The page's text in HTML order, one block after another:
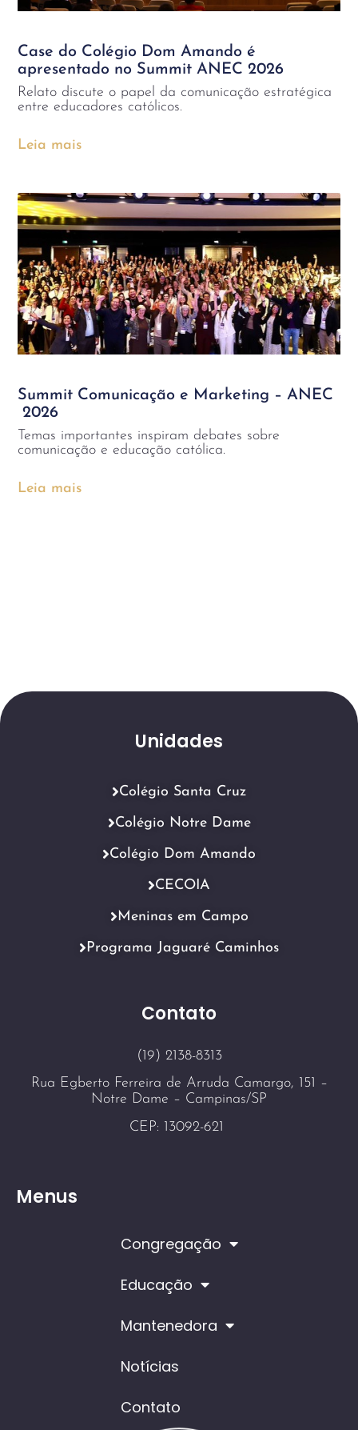
Case do Colégio Dom Amando é
apresentado no Summit ANEC 2026
Relato discute o papel da comunicação estratégica
entre educadores católicos.
Leia mais
Summit Comunicação e Marketing – ANEC
2026
Temas importantes inspiram debates sobre
comunicação e educação católica.
Leia mais
Contato
(19) 2138-8313
Rua Egberto Ferreira de Arruda Camargo, 151 –
Notre Dame – Campinas/SP
CEP: 13092-621
Menus
Congregação
Educação
Mantenedora
Notícias
Contato
Unidades
Colégio Santa Cruz
Colégio Notre Dame
Colégio Dom Amando
CECOIA
Meninas em Campo
Programa Jaguaré Caminhos